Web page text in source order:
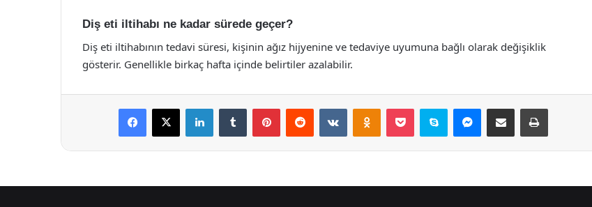
Diş eti iltihabı ne kadar sürede geçer?
Diş eti iltihabının tedavi süresi, kişinin ağız hijyenine ve tedaviye uyumuna bağlı olarak değişiklik
gösterir. Genellikle birkaç hafta içinde belirtiler azalabilir.
Facebook
X LinkedInTumblr PinterestReddit VKontakteOdnoklassniki
Pocket Skype Messenger
E-Posta ile paylaş Yazdır